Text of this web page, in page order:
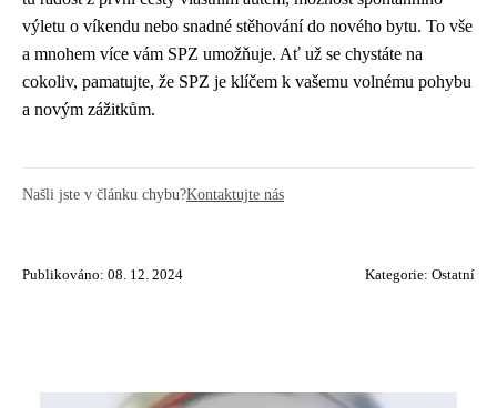
výletu o víkendu nebo snadné stěhování do nového bytu. To vše
a mnohem více vám SPZ umožňuje. Ať už se chystáte na
cokoliv, pamatujte, že SPZ je klíčem k vašemu volnému pohybu
a novým zážitkům.
Našli jste v článku chybu?Kontaktujte nás
Publikováno: 08. 12. 2024 Kategorie: Ostatní